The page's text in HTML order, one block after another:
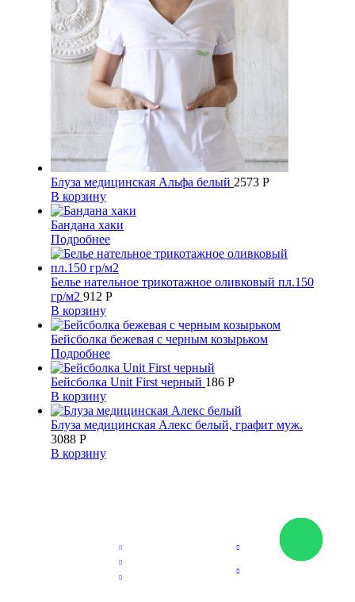
Блуза медицинская Альфа белый 2573 Р
В корзину
Бандана хаки
Подробнее
Белье нательное трикотажное оливковый пл.150
гр/м2 912 Р
В корзину
Бейсболка бежевая с черным козырьком
Подробнее
Бейсболка Unit First черный 186 Р
В корзину
Блуза медицинская Алекс белый, графит муж.
3088 Р
В корзину